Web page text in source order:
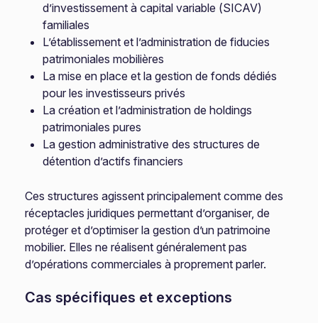
d’investissement à capital variable (SICAV)
familiales
L’établissement et l’administration de fiducies
patrimoniales mobilières
La mise en place et la gestion de fonds dédiés
pour les investisseurs privés
La création et l’administration de holdings
patrimoniales pures
La gestion administrative des structures de
détention d’actifs financiers
Ces structures agissent principalement comme des
réceptacles juridiques permettant d’organiser, de
protéger et d’optimiser la gestion d’un patrimoine
mobilier. Elles ne réalisent généralement pas
d’opérations commerciales à proprement parler.
Cas spécifiques et exceptions